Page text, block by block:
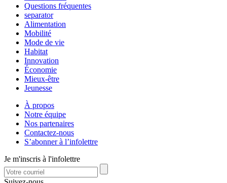
Questions fréquentes
separator
Alimentation
Mobilité
Mode de vie
Habitat
Innovation
Économie
Mieux-être
Jeunesse
À propos
Notre équipe
Nos partenaires
Contactez-nous
S’abonner à l’infolettre
Je m'inscris à l'infolettre